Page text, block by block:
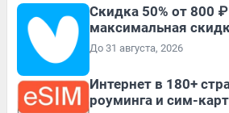
Скидка 50% от 800
максимальная
До 31 августа, 2026
Интернет в 180+
роуминга и сим-карт